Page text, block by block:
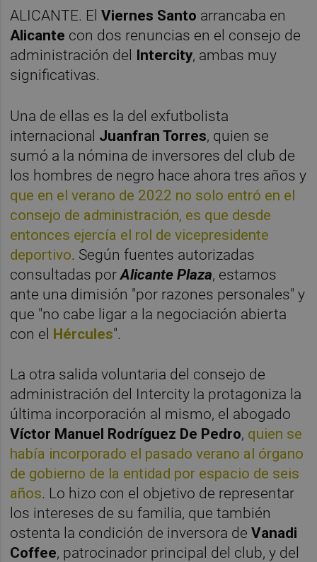
ALICANTE. ElViernes Santo arrancaba en
Alicante con dos renuncias en el consejo de
administración del
Intercity, ambas muy
significativas.
Una de ellas es la del exfutbolista
internacional Juanfran Torres, quien se
sumó a la nómina de inversores del club de
los hombres de negro hace ahora tres años y
que en el verano de 2022 no solo entró en el
consejo de administración, es que desde
entonces ejercía el rol de vicepresidente
deportivo. Según fuentes autorizadas
consultadas porAlicante Plaza, estamos
ante una dimisión "por razones personales" y
que "no cabe ligar a la negociación abierta
con el Hércules".
La otra salida voluntaria del consejo de
administración del Intercity la protagoniza la
última incorporación al mismo, el abogado
Víctor Manuel Rodríguez De Pedro, quien se
había incorporado el pasado verano al órgano
de gobierno de la entidad por espacio de seis
años. Lo hizo con el objetivo de representar
los intereses de su familia, que también
ostenta la condición de inversora deVanadi
Coffee, patrocinador principal del club, y del